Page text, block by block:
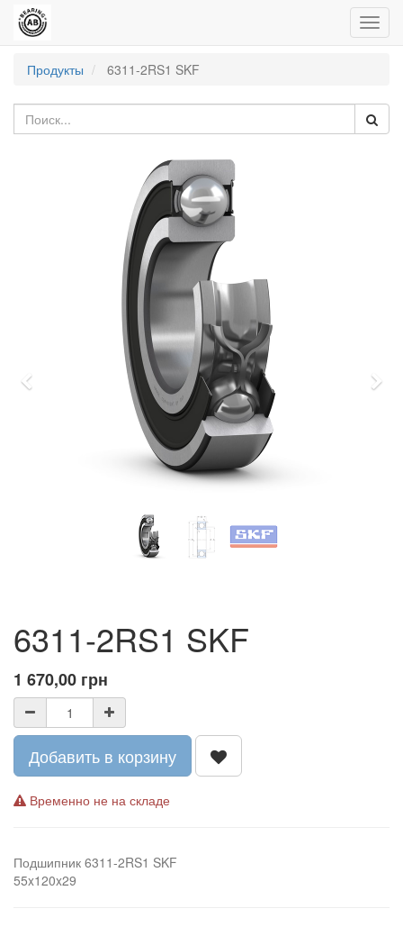
Продукты
6311-2RS1 SKF
6311-2RS1 SKF
1 670,00 грн
Добавить в корзину
Временно не на складе
Подшипник 6311-2RS1 SKF
55x120x29